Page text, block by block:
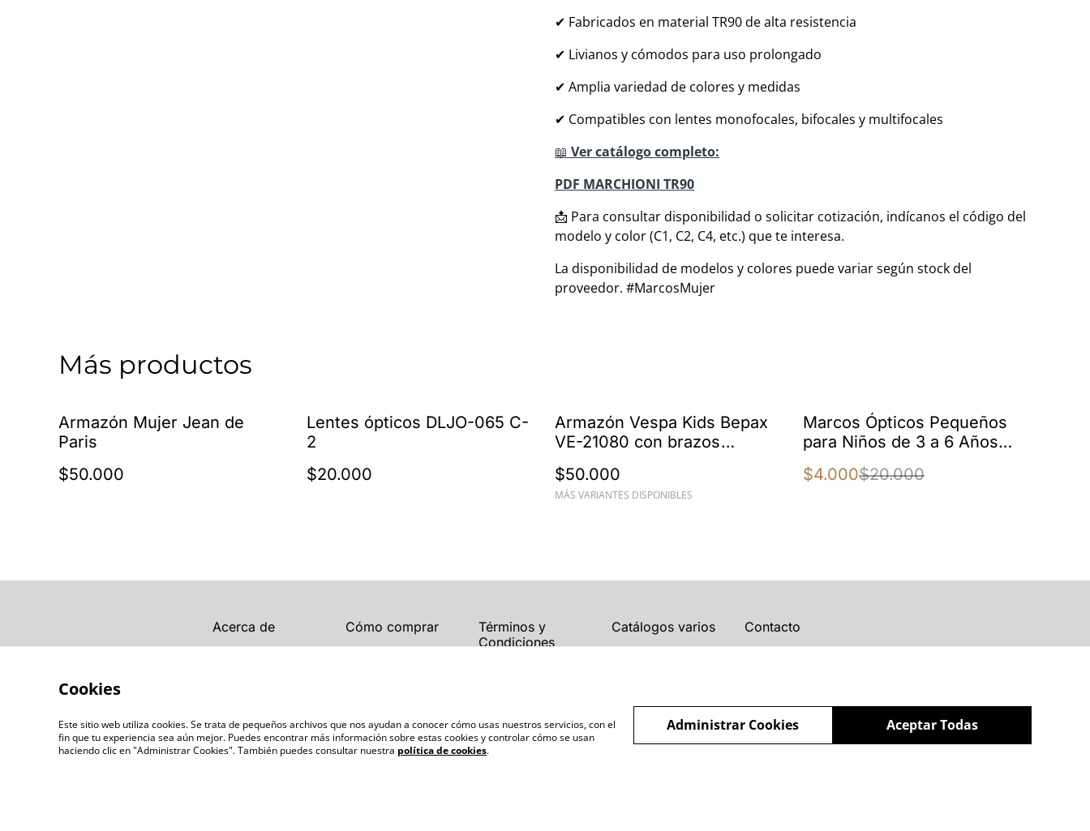
✔ Fabricados en material TR90 de alta resistencia
✔ Livianos y cómodos para uso prolongado
✔ Amplia variedad de colores y medidas
✔ Compatibles con lentes monofocales, bifocales y multifocales
📖 Ver catálogo completo:
PDF MARCHIONI TR90
📩 Para consultar disponibilidad o solicitar cotización, indícanos el código del
modelo y color (C1, C2, C4, etc.) que te interesa.
La disponibilidad de modelos y colores puede variar según stock del
proveedor. #MarcosMujer
Más productos
Armazón Mujer Jean de
Paris
$50.000
Lentes ópticos DLJO-065 C-
2
$20.000
Armazón Vespa Kids Bepax
VE-21080 con brazos
intercambiables por banda
sujetadora
$50.000
MÁS VARIANTES DISPONIBLES
%
Marcos Ópticos Pequeños
para Niños de 3 a 6 Años
TR90 43-14-130 G60089X C1
$4.000$20.000
Acerca de Cómo comprar
Términos y
Condiciones
Catálogos varios Contacto
Cookies
Este sitio web utiliza cookies. Se trata de pequeños archivos que nos ayudan a conocer cómo usas nuestros servicios, con el
fin que tu experiencia sea aún mejor. Puedes encontrar más información sobre estas cookies y controlar cómo se usan
haciendo clic en "Administrar Cookies". También puedes consultar nuestra política de cookies.
Aceptar Todas
Administrar Cookies